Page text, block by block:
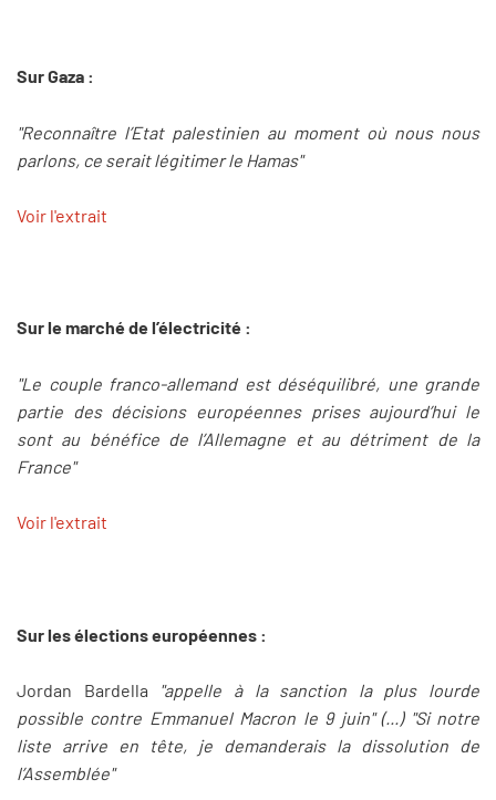
Sur Gaza :
"Reconnaître l’Etat palestinien au moment où nous nous
parlons, ce serait légitimer le Hamas"
Voir l'extrait
Sur le marché de l’électricité :
"Le couple franco-allemand est déséquilibré, une grande
partie des décisions européennes prises aujourd’hui le
sont au bénéfice de l’Allemagne et au détriment de la
France"
Voir l'extrait
Sur les élections européennes :
Jordan Bardella "appelle à la sanction la plus lourde
possible contre Emmanuel Macron le 9 juin" (...) "Si notre
liste arrive en tête, je demanderais la dissolution de
l’Assemblée"